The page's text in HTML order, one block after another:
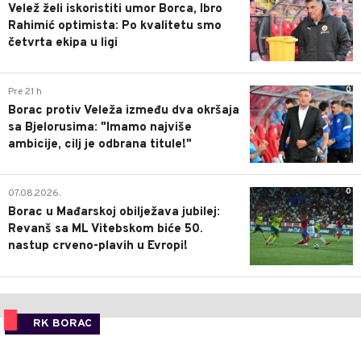
Velež želi iskoristiti umor Borca, Ibro
Rahimić optimista: Po kvalitetu smo
četvrta ekipa u ligi
0
Pre 21 h
Borac protiv Veleža između dva okršaja
sa Bjelorusima: "Imamo najviše
ambicije, cilj je odbrana titule!"
0
07.08.2026.
Borac u Mađarskoj obilježava jubilej:
Revanš sa ML Vitebskom biće 50.
nastup crveno-plavih u Evropi!
RK BORAC